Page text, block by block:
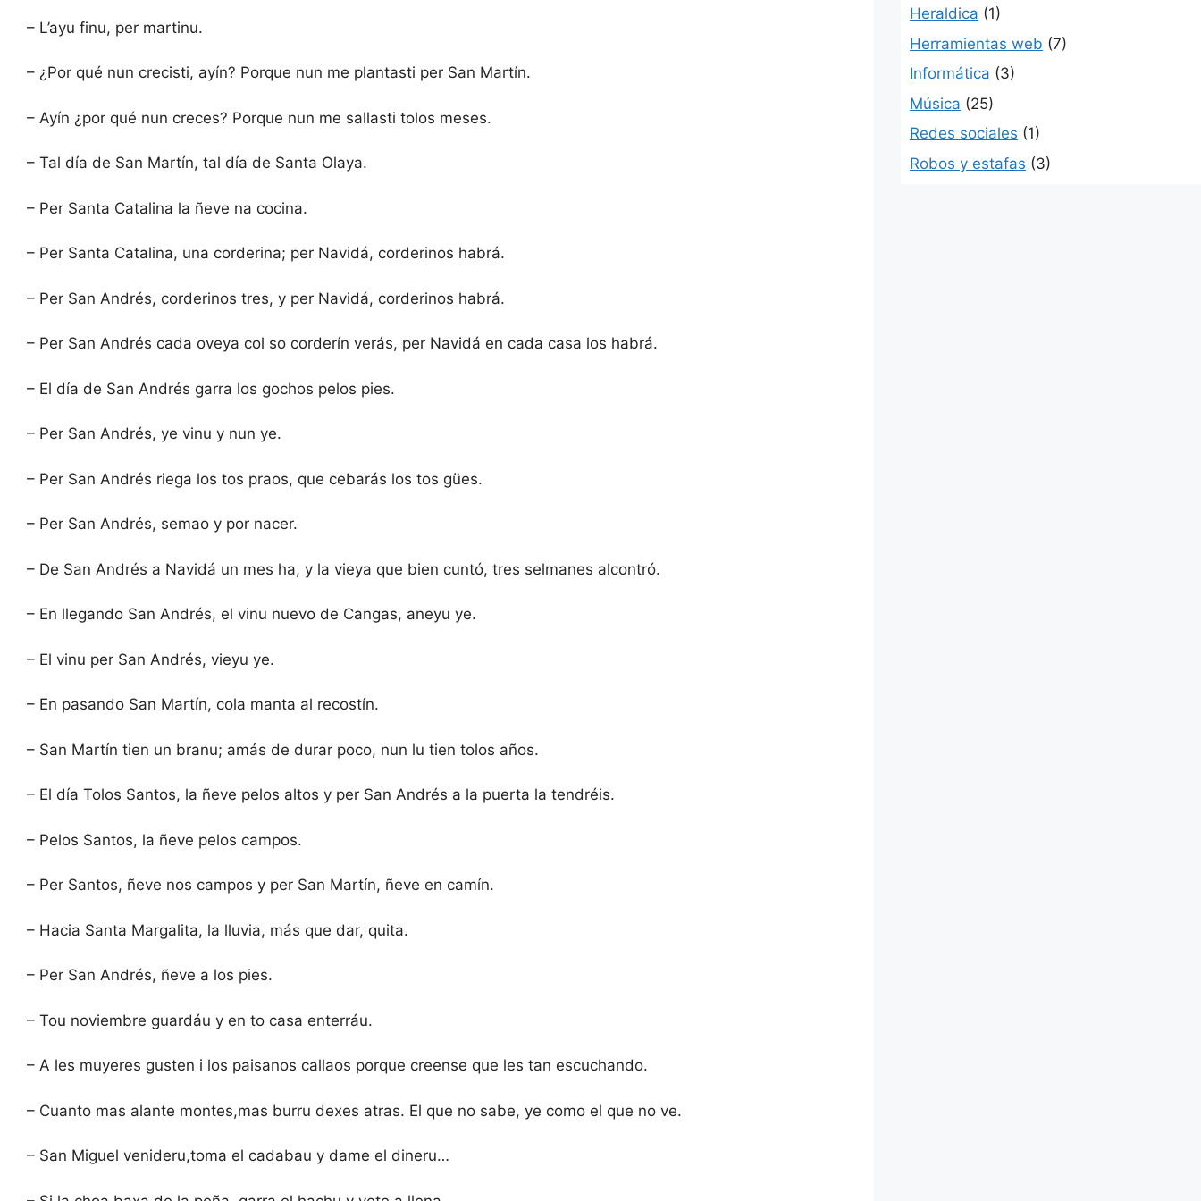
– L’ayu finu, per martinu.
– ¿Por qué nun crecisti, ayín? Porque nun me plantasti per San Martín.
– Ayín ¿por qué nun creces? Porque nun me sallasti tolos meses.
– Tal día de San Martín, tal día de Santa Olaya.
– Per Santa Catalina la ñeve na cocina.
– Per Santa Catalina, una corderina; per Navidá, corderinos habrá.
– Per San Andrés, corderinos tres, y per Navidá, corderinos habrá.
– Per San Andrés cada oveya col so corderín verás, per Navidá en cada casa los habrá.
– El día de San Andrés garra los gochos pelos pies.
– Per San Andrés, ye vinu y nun ye.
– Per San Andrés riega los tos praos, que cebarás los tos gües.
– Per San Andrés, semao y por nacer.
– De San Andrés a Navidá un mes ha, y la vieya que bien cuntó, tres selmanes alcontró.
– En llegando San Andrés, el vinu nuevo de Cangas, aneyu ye.
– El vinu per San Andrés, vieyu ye.
– En pasando San Martín, cola manta al recostín.
– San Martín tien un branu; amás de durar poco, nun lu tien tolos años.
– El día Tolos Santos, la ñeve pelos altos y per San Andrés a la puerta la tendréis.
– Pelos Santos, la ñeve pelos campos.
– Per Santos, ñeve nos campos y per San Martín, ñeve en camín.
– Hacia Santa Margalita, la lluvia, más que dar, quita.
– Per San Andrés, ñeve a los pies.
– Tou noviembre guardáu y en to casa enterráu.
– A les muyeres gusten i los paisanos callaos porque creense que les tan escuchando.
– Cuanto mas alante montes,mas burru dexes atras. El que no sabe, ye como el que no ve.
– San Miguel venideru,toma el cadabau y dame el dineru…
Heraldica (1)
Herramientas web (7)
Informática (3)
Música (25)
Redes sociales (1)
Robos y estafas (3)